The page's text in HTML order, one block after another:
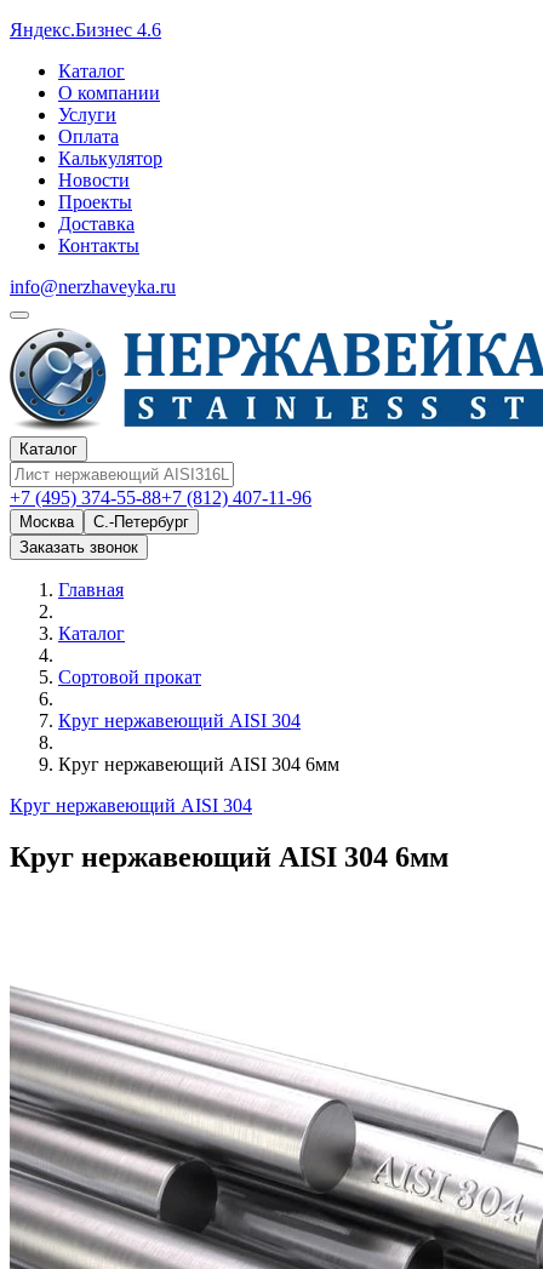
Яндекс.Бизнес 4.6
Каталог
О компании
Услуги
Оплата
Калькулятор
Новости
Проекты
Доставка
Контакты
info@nerzhaveyka.ru
Каталог
+7 (495) 374-55-88+7 (812) 407-11-96
Москва
С.-Петербург
Заказать звонок
Главная
Каталог
Сортовой прокат
Круг нержавеющий AISI 304
Круг нержавеющий AISI 304 6мм
Круг нержавеющий AISI 304
Круг нержавеющий AISI 304 6мм